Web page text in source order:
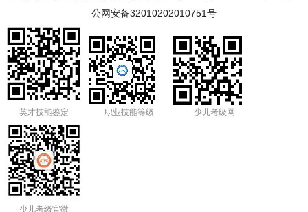
公网安备32010202010751号
英才技能鉴定 职业技能等级 少儿考级网
少儿考级官微